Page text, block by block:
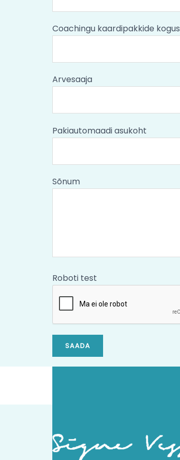
Coachingu kaardipakkide kogus
Arvesaaja
Pakiautomaadi asukoht
Sõnum
Roboti test